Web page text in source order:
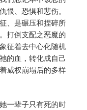
恨、恐惧和悲伤。
、是碾压和捏碎所
打倒支配之恶魔的
征着去中心化随机
的血，转化成自己
威权崩塌后的多样
一辈子只有死的时